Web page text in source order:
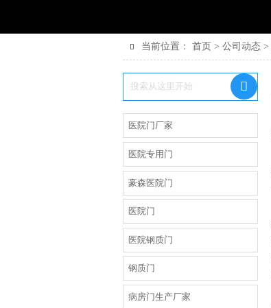
 当前位置： 首页> 公司动态>

医院门厂家
医院专用门
豪森医院门
医院门
医院钢质门
钢质门
病房门生产厂家